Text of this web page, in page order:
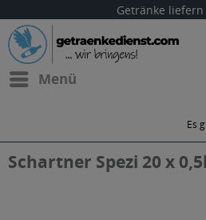
Getränke liefern
Menü
Es
Schartner Spezi 20 x 0,5l